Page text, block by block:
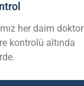
her daim doktor
kontrolü altında